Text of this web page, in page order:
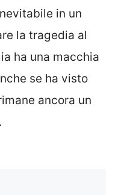
in un
la tragedia al
ha una macchia
se ha visto
ancora un